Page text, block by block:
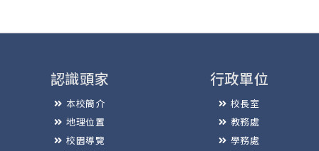
認識頭家
本校簡介
地理位置
校園導覽
行政單位
校長室
教務處
學務處